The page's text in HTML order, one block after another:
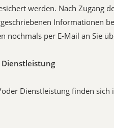
werden. Nach Zugang
Informationen
nochmals per E-Mail an Sie
Dienstleistung finden sich